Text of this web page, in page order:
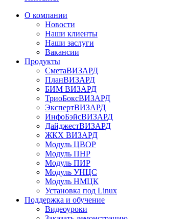
О компании
Новости
Наши клиенты
Наши заслуги
Вакансии
Продукты
СметаВИЗАРД
ПланВИЗАРД
БИМ ВИЗАРД
ТриоБоксВИЗАРД
ЭкспертВИЗАРД
ИнфоБэйсВИЗАРД
ДайджестВИЗАРД
ЖКХ ВИЗАРД
Модуль ЦВОР
Модуль ПНР
Модуль ПИР
Модуль УНЦС
Модуль НМЦК
Установка под Linux
Поддержка и обучение
Видеоуроки